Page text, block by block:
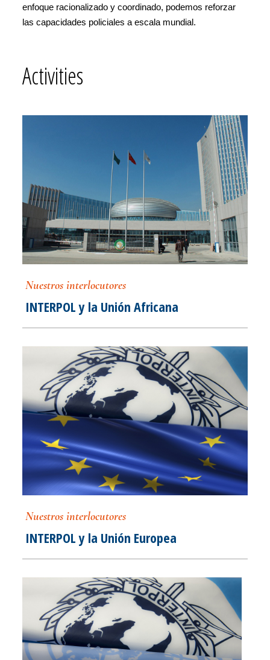
enfoque racionalizado y coordinado, podemos reforzar
las capacidades policiales a escala mundial.
Activities
Nuestros interlocutores
INTERPOL y la Unión Africana
Nuestros interlocutores
INTERPOL y la Unión Europea